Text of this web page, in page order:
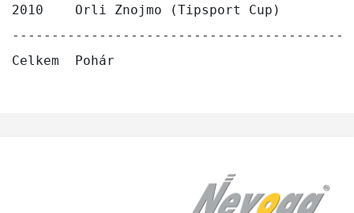
2010    Orli Znojmo (Tipsport Cup)